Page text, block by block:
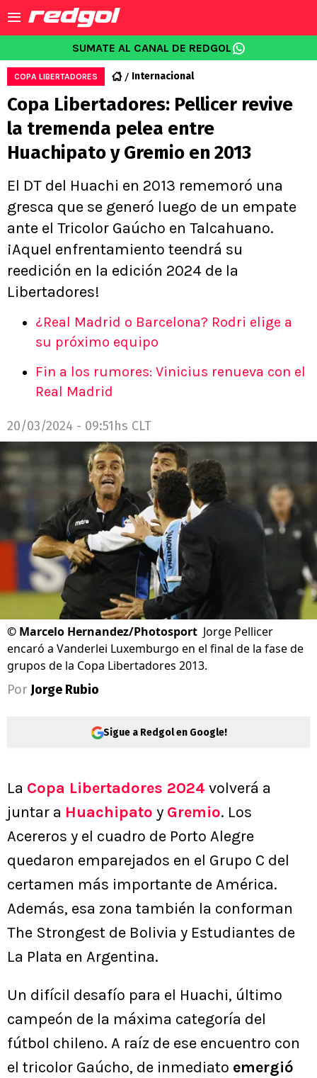
SUMATE AL CANAL DE REDGOL
COPA LIBERTADORES Internacional
Copa Libertadores: Pellicer revive
la tremenda pelea entre
Huachipato y Gremio en 2013
El DT del Huachi en 2013 rememoró una
gresca que se generó luego de un empate
ante el Tricolor Gaúcho en Talcahuano.
¡Aquel enfrentamiento teendrá su
reedición en la edición 2024 de la
Libertadores!
¿Real Madrid o Barcelona? Rodri elige a
su próximo equipo
Fin a los rumores: Vinicius renueva con el
Real Madrid
20/03/2024 - 09:51hs CLT
© Marcelo Hernandez/Photosport Jorge Pellicer
encaró a Vanderlei Luxemburgo en el final de la fase de
grupos de la Copa Libertadores 2013.
Por Jorge Rubio
Sigue a Redgol en Google!
La Copa Libertadores 2024 volverá a
juntar a Huachipato y Gremio. Los
Acereros y el cuadro de Porto Alegre
quedaron emparejados en el Grupo C del
certamen más importante de América.
Además, esa zona también la conforman
The Strongest de Bolivia y Estudiantes de
La Plata en Argentina.
Un difícil desafío para el Huachi, último
campeón de la máxima categoría del
fútbol chileno. A raíz de ese encuentro con
el tricolor Gaúcho, de inmediato emergió